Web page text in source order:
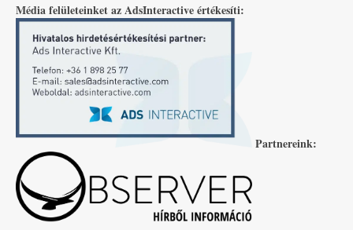
Média felületeinket az AdsInteractive értékesíti:
Partnereink: